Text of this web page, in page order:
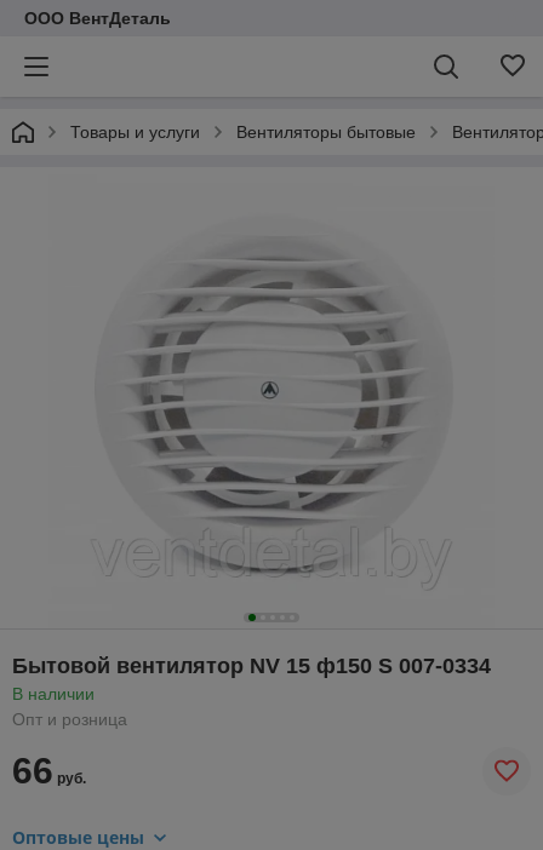
ООО ВентДеталь
Товары и услуги Вентиляторы бытовые
Бытовой вентилятор NV 15 ф150 S 007-0334
В наличии
Опт и розница
66 руб.
Оптовые цены